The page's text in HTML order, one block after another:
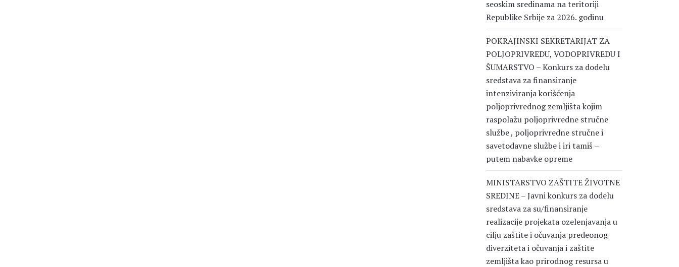
seoskim sredinama na teritoriji
Republike Srbije za 2026. godinu
POKRAJINSKI SEKRETARIJAT ZA
POLJOPRIVREDU, VODOPRIVREDU I
ŠUMARSTVO – Konkurs za dodelu
sredstava za finansiranje
intenziviranja korišćenja
poljoprivrednog zemljišta kojim
raspolažu poljoprivredne stručne
službe , poljoprivredne stručne i
savetodavne službe i iri tamiš ‒
putem nabavke opreme
MINISTARSTVO ZAŠTITE ŽIVOTNE
SREDINE – Javni konkurs za dodelu
sredstava za su/finansiranje
realizacije projekata ozelenjavanja u
cilju zaštite i očuvanja predeonog
diverziteta i očuvanja i zaštite
zemljišta kao prirodnog resursa u